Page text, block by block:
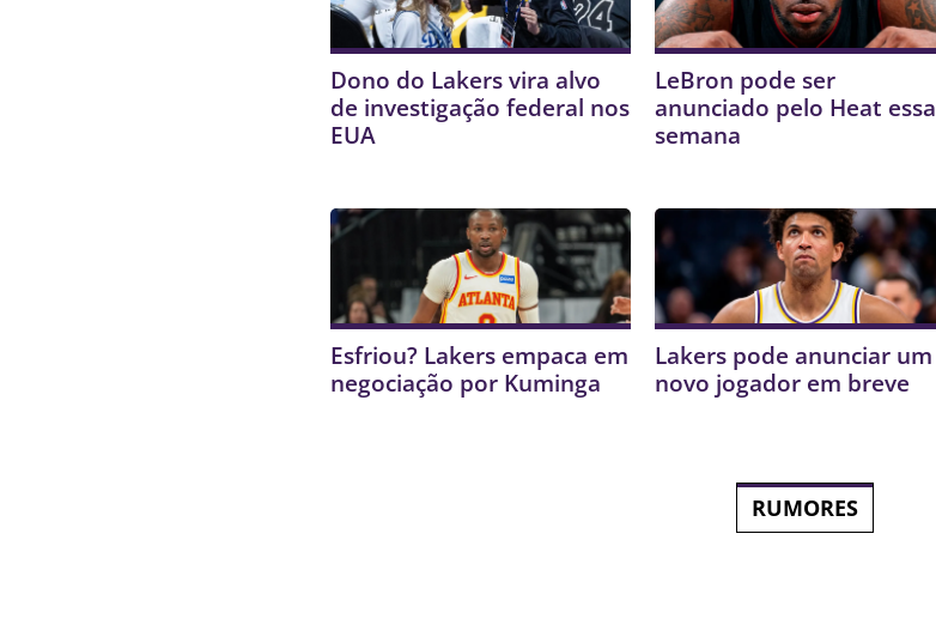
Dono do Lakers vira alvo
de investigação federal nos
EUA
LeBron pode ser
anunciado pelo Heat essa
semana
Esfriou? Lakers empaca em
negociação por Kuminga
Lakers pode anunciar um
novo jogador em breve
RUMORES